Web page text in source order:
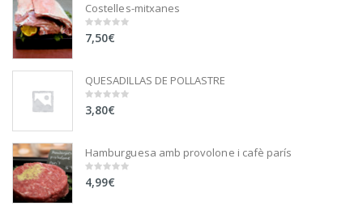
Costelles-mitxanes
0
out
7,50€
QUESADILLAS DE POLLASTRE
0
out
3,80€
Hamburguesa amb provolone i cafè parís
0
out
4,99€